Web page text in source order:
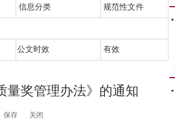
信息分类 规范性文件
公文时效 有效
量奖管理办法》的通知
保存 关闭